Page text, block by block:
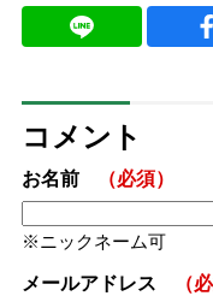
コメント
お名前 （必須）
ニックネーム可
メールアドレス （